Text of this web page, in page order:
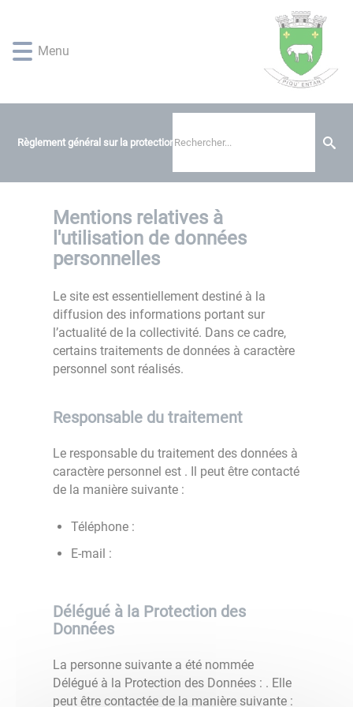
rapide
au
rapide
au
principal
rapide
recherche
rapide
au
de
Menu
Règlement général sur la protection des données
Mentions relatives à
l'utilisation de données
personnelles
Le site est essentiellement destiné à la
diffusion des informations portant sur
l’actualité de la collectivité. Dans ce cadre,
certains traitements de données à caractère
personnel sont réalisés.
Responsable du traitement
Le responsable du traitement des données à
caractère personnel est . Il peut être contacté
de la manière suivante :
Téléphone :
E-mail :
Délégué à la Protection des
Données
La personne suivante a été nommée
Délégué à la Protection des Données : . Elle
peut être contactée de la manière suivante :